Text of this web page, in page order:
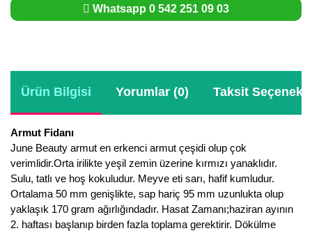
Whatsapp 0 542 251 09 03
Ürün Bilgisi Yorumlar (0) Taksit
Armut Fidanı
June Beauty armut en erkenci armut çeşidi olup çok
verimlidir.Orta irilikte yeşil zemin üzerine kırmızı yanaklıdır.
Sulu, tatlı ve hoş kokuludur. Meyve eti sarı, hafif kumludur.
Ortalama 50 mm genişlikte, sap hariç 95 mm uzunlukta olup
yaklaşık 170 gram ağırlığındadır. Hasat Zamanı;haziran ayının
2. haftası başlanıp birden fazla toplama gerektirir. Dökülme